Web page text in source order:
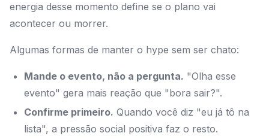
energia desse momento define se o plano vai
acontecer ou morrer.
Algumas formas de manter o hype sem ser chato:
Mande o evento, não a pergunta. "Olha esse
evento" gera mais reação que "bora sair?".
Confirme primeiro. Quando você diz "eu já tô na
lista", a pressão social positiva faz o resto.